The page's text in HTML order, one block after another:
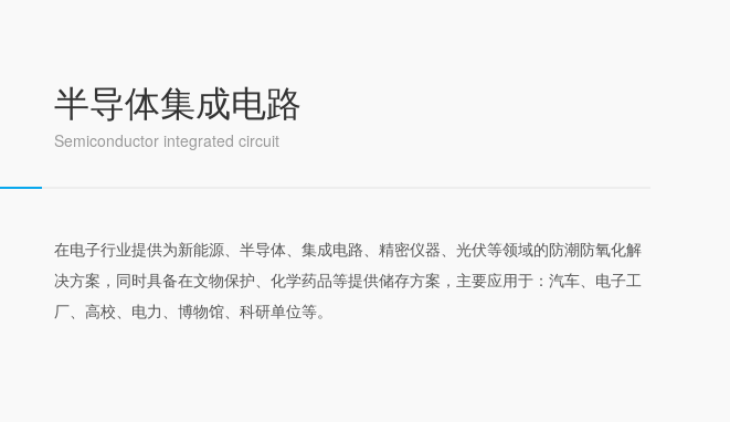
半导体集成电路
Semiconductor integrated circuit
在电子行业提供为新能源、半导体、集成电路、精密仪器、光伏等领域的防潮防氧化解
决方案，同时具备在文物保护、化学药品等提供储存方案，主要应用于：汽车、电子工
厂、高校、电力、博物馆、科研单位等。